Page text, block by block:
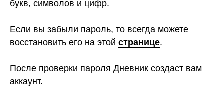
букв, символов и цифр.
Если вы забыли пароль, то всегда можете
восстановить его на этой странице.
После проверки пароля Дневник создаст вам
аккаунт.